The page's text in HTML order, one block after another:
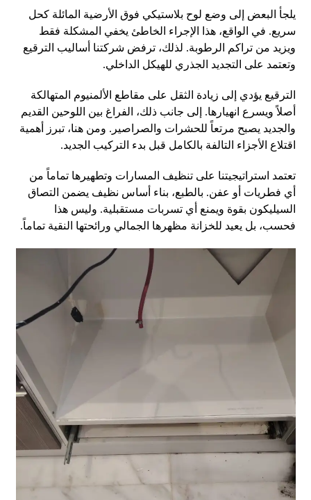
يلجأ البعض إلى وضع لوح بلاستيكي فوق الأرضية المائلة كحل
سريع. في الواقع، هذا الإجراء الخاطئ يخفي المشكلة فقط
ويزيد من تراكم الرطوبة. لذلك، ترفض شركتنا أساليب الترقيع
وتعتمد على التجديد الجذري للهيكل الداخلي.
الترقيع يؤدي إلى زيادة الثقل على مقاطع الألمنيوم المتهالكة
أصلاً ويسرع انهيارها. إلى جانب ذلك، الفراغ بين اللوحين القديم
والجديد يصبح مرتعاً للحشرات والصراصير. ومن هنا، تبرز أهمية
اقتلاع الأجزاء التالفة بالكامل قبل بدء التركيب الجديد.
تعتمد استراتيجيتنا على تنظيف المسارات وتطهيرها تماماً من
أي فطريات أو عفن. بالطبع، بناء أساس نظيف يضمن التصاق
السيليكون بقوة ويمنع أي تسربات مستقبلية. وليس هذا
فحسب، بل يعيد للخزانة مظهرها الجمالي ورائحتها النقية تماماً.